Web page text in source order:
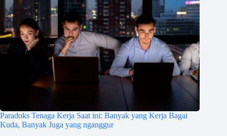
Paradoks Tenaga Kerja Saat ini: Banyak yang Kerja Bagai
Kuda, Banyak Juga yang nganggur